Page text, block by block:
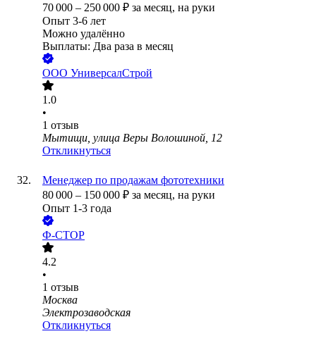
70 000 – 250 000 ₽ за месяц, на руки
Опыт 3-6 лет
Можно удалённо
Выплаты: Два раза в месяц
ООО УниверсалСтрой
1.0
•
1 отзыв
Мытищи, улица Веры Волошиной, 12
Откликнуться
Менеджер по продажам фототехники
80 000 – 150 000 ₽ за месяц, на руки
Опыт 1-3 года
Ф-СТОР
4.2
•
1 отзыв
Москва
Электрозаводская
Откликнуться